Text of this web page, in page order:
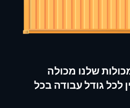
שלנו מכולה
לכל גודל עבודה בכל